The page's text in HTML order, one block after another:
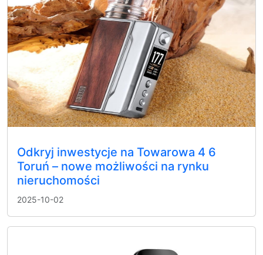
Odkryj inwestycje na Towarowa 4 6
Toruń – nowe możliwości na rynku
nieruchomości
2025-10-02